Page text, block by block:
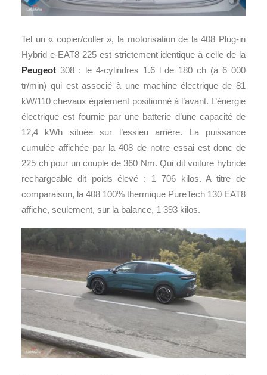
Tel un « copier/coller », la motorisation de la 408 Plug-in
Hybrid e-EAT8 225 est strictement identique à celle de la
Peugeot 308 : le 4-cylindres 1.6 l de 180 ch (à 6 000
tr/min) qui est associé à une machine électrique de 81
kW/110 chevaux également positionné à l’avant. L’énergie
électrique est fournie par une batterie d’une capacité de
12,4 kWh située sur l’essieu arrière. La puissance
cumulée affichée par la 408 de notre essai est donc de
225 ch pour un couple de 360 Nm. Qui dit voiture hybride
rechargeable dit poids élevé : 1 706 kilos. A titre de
comparaison, la 408 100% thermique PureTech 130 EAT8
affiche, seulement, sur la balance, 1 393 kilos.